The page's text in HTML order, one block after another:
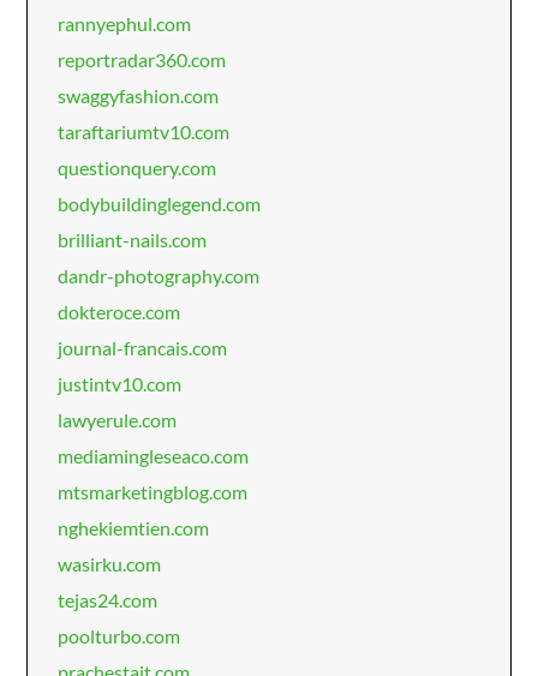
rannyephul.com
reportradar360.com
swaggyfashion.com
taraftariumtv10.com
questionquery.com
bodybuildinglegend.com
brilliant-nails.com
dandr-photography.com
dokteroce.com
journal-francais.com
justintv10.com
lawyerule.com
mediamingleseaco.com
mtsmarketingblog.com
nghekiemtien.com
wasirku.com
tejas24.com
poolturbo.com